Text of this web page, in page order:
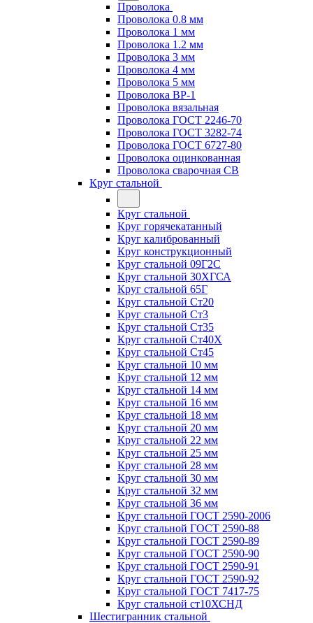
Проволока
Проволока 0.8 мм
Проволока 1 мм
Проволока 1.2 мм
Проволока 3 мм
Проволока 4 мм
Проволока 5 мм
Проволока ВР-1
Проволока вязальная
Проволока ГОСТ 2246-70
Проволока ГОСТ 3282-74
Проволока ГОСТ 6727-80
Проволока оцинкованная
Проволока сварочная СВ
Круг стальной
Круг стальной
Круг горячекатанный
Круг калиброванный
Круг конструкционный
Круг стальной 09Г2С
Круг стальной 30ХГСА
Круг стальной 65Г
Круг стальной Ст20
Круг стальной Ст3
Круг стальной Ст35
Круг стальной Ст40Х
Круг стальной Ст45
Круг стальной 10 мм
Круг стальной 12 мм
Круг стальной 14 мм
Круг стальной 16 мм
Круг стальной 18 мм
Круг стальной 20 мм
Круг стальной 22 мм
Круг стальной 25 мм
Круг стальной 28 мм
Круг стальной 30 мм
Круг стальной 32 мм
Круг стальной 36 мм
Круг стальной ГОСТ 2590-2006
Круг стальной ГОСТ 2590-88
Круг стальной ГОСТ 2590-89
Круг стальной ГОСТ 2590-90
Круг стальной ГОСТ 2590-91
Круг стальной ГОСТ 2590-92
Круг стальной ГОСТ 7417-75
Круг стальной ст10ХСНД
Шестигранник стальной